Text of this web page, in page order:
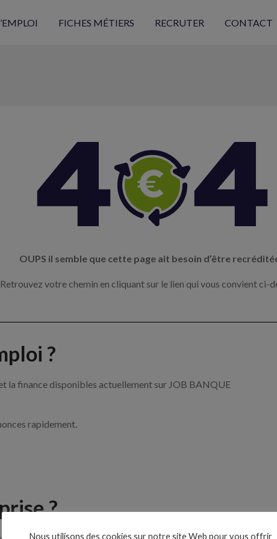
FICHES MÉTIERS RECRUTER CONTACT
OUPS il semble que cette page ait besoin d’être
Retrouvez votre chemin en cliquant sur le lien qui vous convient ci-
?
la finance disponibles actuellement sur JOB BANQUE
rapidement.
?
Nous utilisons des cookies sur notre site Web pour vous offrir